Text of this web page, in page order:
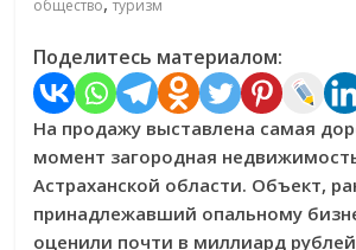
общество туризм
Поделитесь материалом:
На продажу выставлена самая
момент загородная
Астраханской области. Объект,
принадлежавший опальному
оценили почти в миллиард